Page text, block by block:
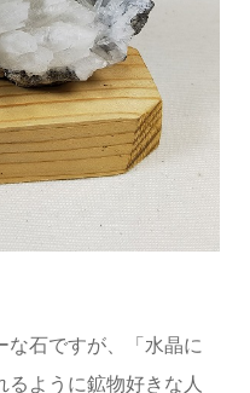
な石ですが、「水晶に
ように鉱物好きな人